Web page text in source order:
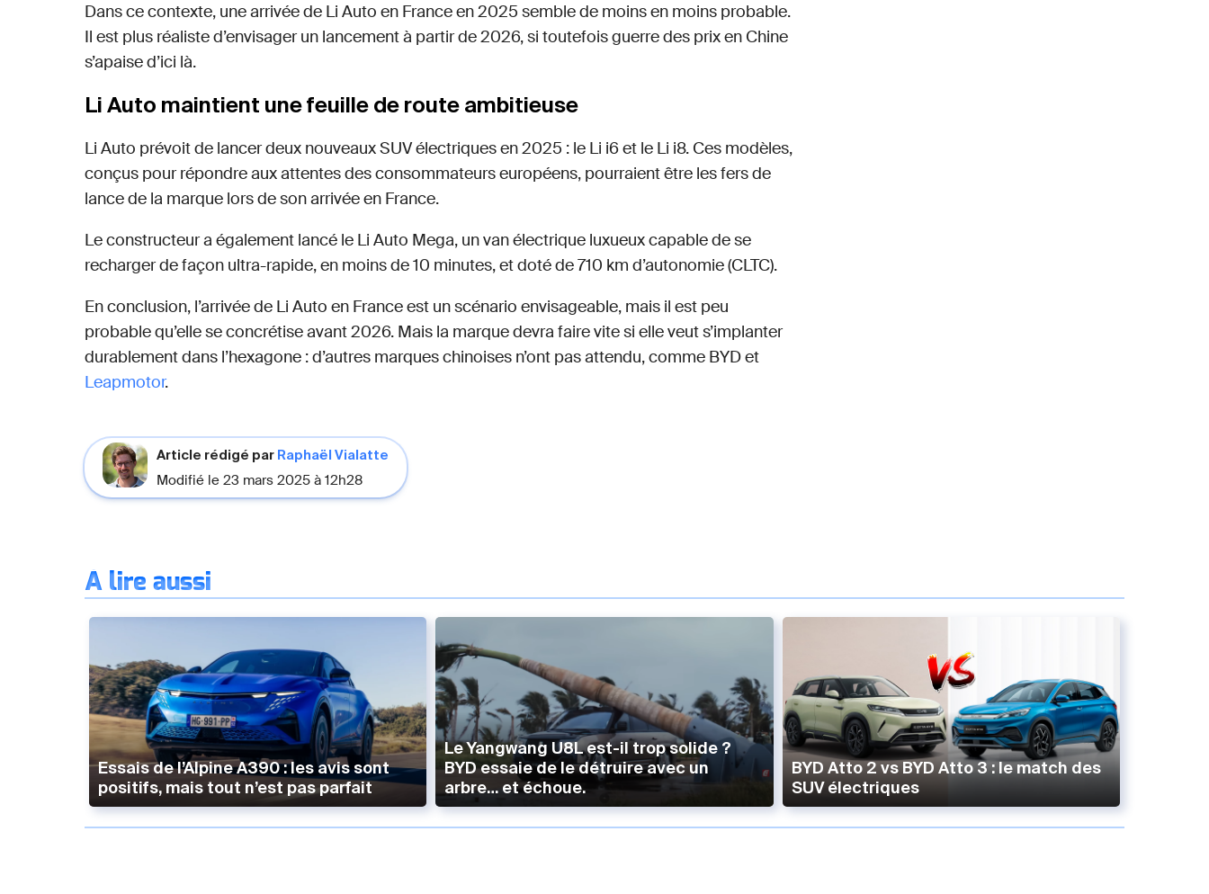
Dans ce contexte, une arrivée de Li Auto en France en 2025 semble de moins en moins probable.
Il est plus réaliste d’envisager un lancement à partir de 2026, si toutefois guerre des prix en Chine
s’apaise d’ici là.
Li Auto maintient une feuille de route ambitieuse
Li Auto prévoit de lancer deux nouveaux SUV électriques en 2025 : le Li i6 et le Li i8. Ces modèles,
conçus pour répondre aux attentes des consommateurs européens, pourraient être les fers de
lance de la marque lors de son arrivée en France.
Le constructeur a également lancé le Li Auto Mega, un van électrique luxueux capable de se
recharger de façon ultra-rapide, en moins de 10 minutes, et doté de 710 km d’autonomie (CLTC).
En conclusion, l’arrivée de Li Auto en France est un scénario envisageable, mais il est peu
probable qu’elle se concrétise avant 2026. Mais la marque devra faire vite si elle veut s’implanter
durablement dans l’hexagone : d’autres marques chinoises n’ont pas attendu, comme BYD et
Leapmotor.
Article rédigé par Raphaël Vialatte
Modifié le 23 mars 2025 à 12h28
À lire aussi
Essais de l’Alpine A390 : les avis sont
positifs, mais tout n’est pas parfait
Le Yangwang U8L est-il trop solide ?
BYD essaie de le détruire avec un
arbre… et échoue.
BYD Atto 2 vs BYD Atto 3 : le match des
SUV électriques